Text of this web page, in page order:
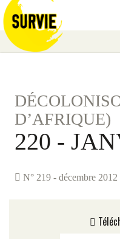
D’AFRIQUE)
220 -
N° 219 - décembre 2012